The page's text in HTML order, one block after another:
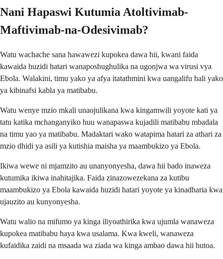
Nani Hapaswi Kutumia Atoltivimab-
Maftivimab-na-Odesivimab?
Watu wachache sana hawawezi kupokea dawa hii, kwani faida
kawaida huzidi hatari wanaposhughulika na ugonjwa wa virusi vya
Ebola. Walakini, timu yako ya afya itatathmini kwa uangalifu hali yako
ya kibinafsi kabla ya matibabu.
Watu wenye mzio mkali unaojulikana kwa kingamwili yoyote kati ya
tatu katika mchanganyiko huu wanapaswa kujadili matibabu mbadala
na timu yao ya matibabu. Madaktari wako watapima hatari za athari za
mzio dhidi ya asili ya kutishia maisha ya maambukizo ya Ebola.
Ikiwa wewe ni mjamzito au unanyonyesha, dawa hii bado inaweza
kutumika ikiwa inahitajika. Faida zinazowezekana za kutibu
maambukizo ya Ebola kawaida huzidi hatari yoyote ya kinadharia kwa
ujauzito au kunyonyesha.
Watu walio na mifumo ya kinga iliyoathirika kwa ujumla wanaweza
kupokea matibabu haya kwa usalama. Kwa kweli, wanaweza
kufaidika zaidi na msaada wa ziada wa kinga ambao dawa hii hutoa.